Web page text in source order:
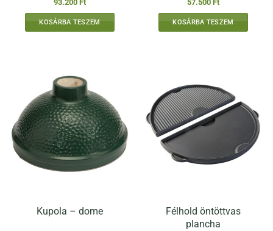
93.200 Ft
KOSÁRBA TESZEM
57.500 Ft
KOSÁRBA TESZEM
Kupola – dome
Félhold öntöttvas
plancha